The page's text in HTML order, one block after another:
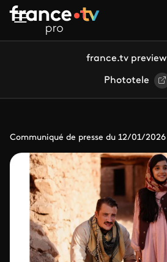
Aller au contenu principal
france.tv preview
Phototele
Communiqué de presse du 12/01/2026